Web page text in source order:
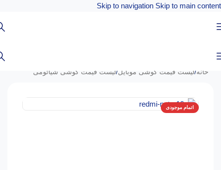
Skip to navigation Skip to main content
خانه/لیست قیمت گوشی موبایل/لیست قیمت گوشی شیائومی
اتمام موجودی